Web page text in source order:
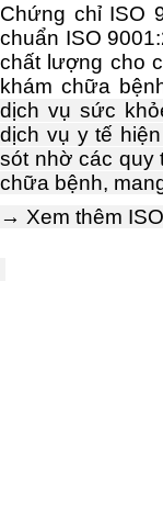
Chứng chỉ ISO
chuẩn ISO
chất lượng cho
khám chữa
dịch vụ sức
dịch vụ y tế
sót nhờ các quy
chữa bệnh,
→ Xem thêm